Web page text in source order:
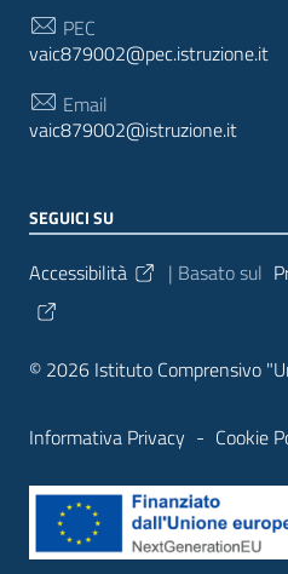
PEC
vaic879002@pec.istruzione.it
Email
vaic879002@istruzione.it
SEGUICI SU
Sezione Link Utili
Accessibilità | Basato sul
© 2026 Istituto Comprensivo
Informativa Privacy - Cookie